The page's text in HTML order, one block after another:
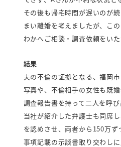
その後も帰宅時間が遅いのが
まい離婚を考えましたが、こ
わかへご相談・調査依頼をいた
結果
夫の不倫の証拠となる、福岡
写真や、不倫相手の女性も既婚
調査報告書を持って二人を呼び
当社が紹介した弁護士も同席
を認めさせ、両者から150万
事項記載の示談書取り交わし